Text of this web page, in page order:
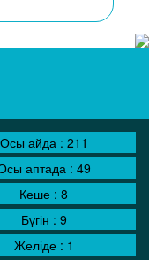
Осы айда : 211
аптада : 49
Кеше : 8
Бүгін : 9
Желіде : 1